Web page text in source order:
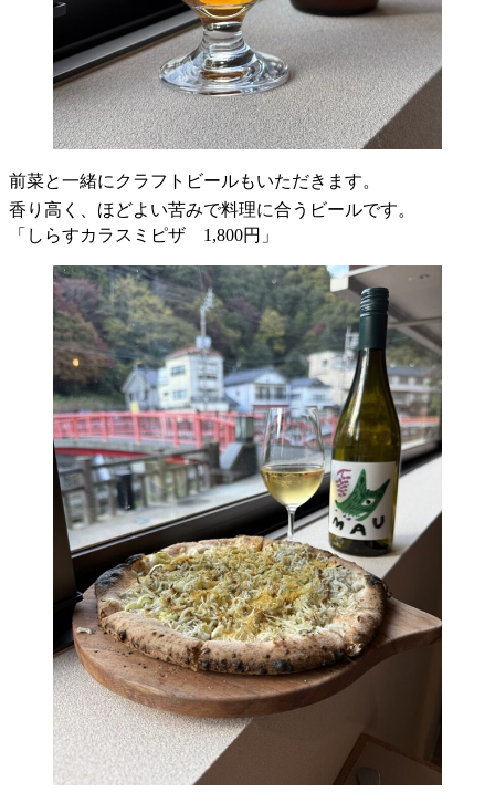
前菜と一緒にクラフトビールもいただきます。
香り高く、ほどよい苦みで料理に合うビールです。
「しらすカラスミピザ 1,800円」